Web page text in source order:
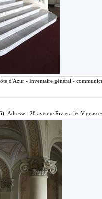
d'Azur - Inventaire général -
Adresse: 28 avenue Riviera les